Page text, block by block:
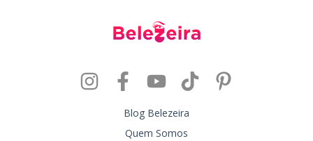
Blog Belezeira
Quem Somos